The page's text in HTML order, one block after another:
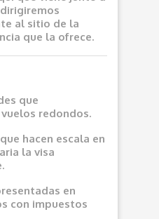
al sitio de la
que la ofrece.
que
redondos.
hacen escala en
la visa
en
con impuestos